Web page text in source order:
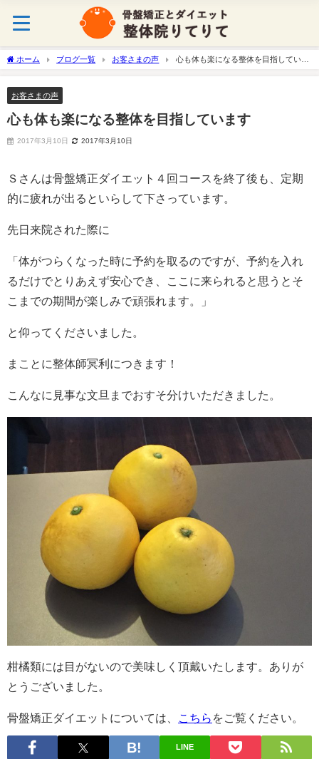
ホーム ブログ一覧 お客さまの声
心も体も楽になる整体を目指していま
お客さまの声
心も体も楽になる整体を目指しています
2017年3月10日 2017年3月10日
Ｓさんは骨盤矯正ダイエット４回コースを終了後も、定期
的に疲れが出るといらして下さっています。
先日来院された際に
「体がつらくなった時に予約を取るのですが、予約を入れ
るだけでとりあえず安心でき、ここに来られると思うとそ
こまでの期間が楽しみで頑張れます。」
と仰ってくださいました。
まことに整体師冥利につきます！
こんなに見事な文旦までおすそ分けいただきました。
柑橘類には目がないので美味しく頂戴いたします。ありが
とうございました。
骨盤矯正ダイエットについては、 こちら をご覧ください。
LINE